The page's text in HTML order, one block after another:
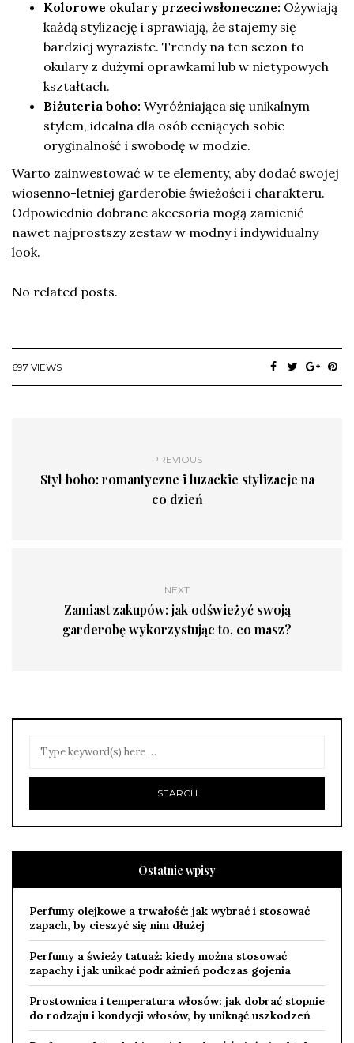
Kolorowe okulary przeciwsłoneczne: Ożywiają
każdą stylizację i sprawiają, że stajemy się
bardziej wyraziste. Trendy na ten sezon to
okulary z dużymi oprawkami lub w nietypowych
kształtach.
Biżuteria boho: Wyróżniająca się unikalnym
stylem, idealna dla osób ceniących sobie
oryginalność i swobodę w modzie.
Warto zainwestować w te elementy, aby dodać swojej
wiosenno-letniej garderobie świeżości i charakteru.
Odpowiednio dobrane akcesoria mogą zamienić
nawet najprostszy zestaw w modny i indywidualny
look.
No related posts.
697 VIEWS
PREVIOUS
Styl boho: romantyczne i luzackie stylizacje na
co dzień
NEXT
Zamiast zakupów: jak odświeżyć swoją
garderobę wykorzystując to, co masz?
Ostatnie wpisy
Perfumy olejkowe a trwałość: jak wybrać i stosować
zapach, by cieszyć się nim dłużej
Perfumy a świeży tatuaż: kiedy można stosować
zapachy i jak unikać podrażnień podczas gojenia
Prostownica i temperatura włosów: jak dobrać stopnie
do rodzaju i kondycji włosów, by uniknąć uszkodzeń